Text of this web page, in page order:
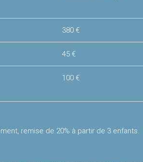
380 €
45 €
100 €
remise de 20% à partir de 3 enfants.